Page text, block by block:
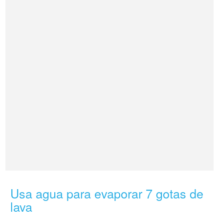
Usa agua para evaporar 7 gotas de
lava